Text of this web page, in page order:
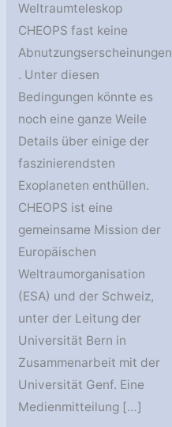
Weltraumteleskop
CHEOPS fast keine
Abnutzungserscheinungen
. Unter diesen
Bedingungen könnte es
noch eine ganze Weile
Details über einige der
faszinierendsten
Exoplaneten enthüllen.
CHEOPS ist eine
gemeinsame Mission der
Europäischen
Weltraumorganisation
(ESA) und der Schweiz,
unter der Leitung der
Universität Bern in
Zusammenarbeit mit der
Universität Genf. Eine
Medienmitteilung […]